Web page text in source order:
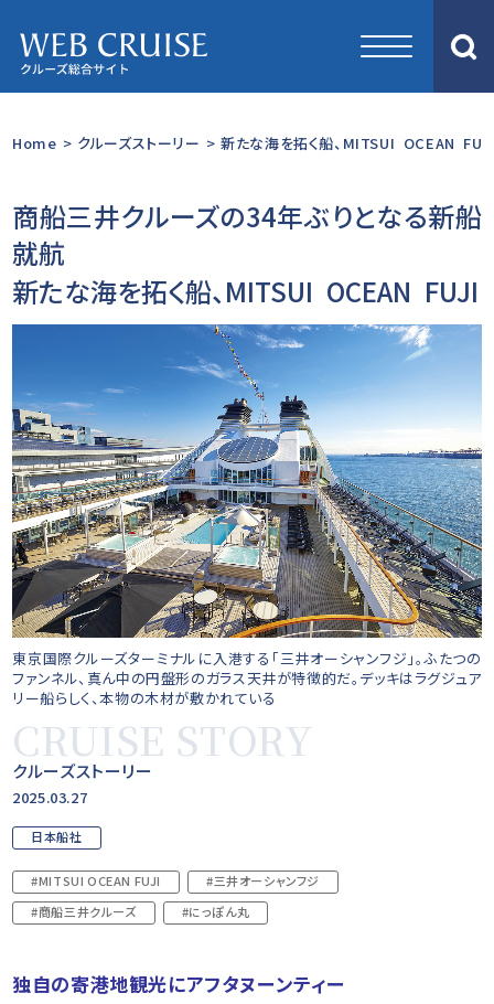
Home > クルーズストーリー > 新たな海を拓く船、MITSUI OCEAN
商船三井クルーズの34年ぶりとなる新船
就航
新たな海を拓く船、MITSUI OCEAN FUJI
CRUISE STORY
クルーズストーリー
2025.03.27
日本船社
#MITSUI OCEAN FUJI
#三井オーシャンフジ
#商船三井クルーズ
#にっぽん丸
東京国際クルーズターミナルに入港する「三井オーシャンフジ」。ふたつの
ファンネル、真ん中の円盤形のガラス天井が特徴的だ。デッキはラグジュア
リー船らしく、本物の木材が敷かれている
独自の寄港地観光にアフタヌーンティー